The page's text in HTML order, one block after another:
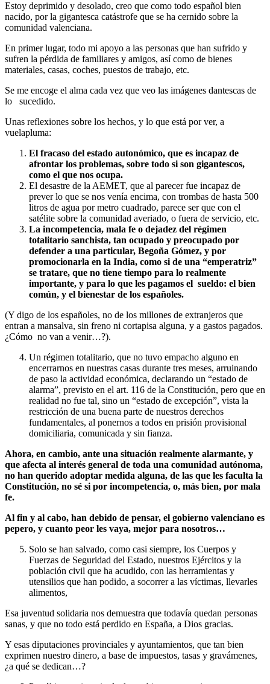
Estoy deprimido y desolado, creo que como todo español bien
nacido, por la gigantesca catástrofe que se ha cernido sobre la
comunidad valenciana.
En primer lugar, todo mi apoyo a las personas que han sufrido y
sufren la pérdida de familiares y amigos, así como de bienes
materiales, casas, coches, puestos de trabajo, etc.
Se me encoge el alma cada vez que veo las imágenes dantescas de
lo sucedido.
Unas reflexiones sobre los hechos, y lo que está por ver, a
vuelapluma:
El fracaso del estado autonómico, que es incapaz de
afrontar los problemas, sobre todo si son gigantescos,
como el que nos ocupa.
El desastre de la AEMET, que al parecer fue incapaz de
prever lo que se nos venía encima, con trombas de hasta 500
litros de agua por metro cuadrado, parece ser que con el
satélite sobre la comunidad averiado, o fuera de servicio, etc.
La incompetencia, mala fe o dejadez del régimen
totalitario sanchista, tan ocupado y preocupado por
defender a una particular, Begoña Gómez, y por
promocionarla en la India, como si de una “emperatriz”
se tratare, que no tiene tiempo para lo realmente
importante, y para lo que les pagamos el sueldo: el bien
común, y el bienestar de los españoles.
(Y digo de los españoles, no de los millones de extranjeros que
entran a mansalva, sin freno ni cortapisa alguna, y a gastos pagados.
¿Cómo no van a venir…?).
Un régimen totalitario, que no tuvo empacho alguno en
encerrarnos en nuestras casas durante tres meses, arruinando
de paso la actividad económica, declarando un “estado de
alarma”, previsto en el art. 116 de la Constitución, pero que en
realidad no fue tal, sino un “estado de excepción”, vista la
restricción de una buena parte de nuestros derechos
fundamentales, al ponernos a todos en prisión provisional
domiciliaria, comunicada y sin fianza.
Ahora, en cambio, ante una situación realmente alarmante, y
que afecta al interés general de toda una comunidad autónoma,
no han querido adoptar medida alguna, de las que les faculta la
Constitución, no sé si por incompetencia, o, más bien, por mala
fe.
Al fin y al cabo, han debido de pensar, el gobierno valenciano es
pepero, y cuanto peor les vaya, mejor para nosotros…
Solo se han salvado, como casi siempre, los Cuerpos y
Fuerzas de Seguridad del Estado, nuestros Ejércitos y la
población civil que ha acudido, con las herramientas y
utensilios que han podido, a socorrer a las víctimas, llevarles
alimentos,
Esa juventud solidaria nos demuestra que todavía quedan personas
sanas, y que no todo está perdido en España, a Dios gracias.
Y esas diputaciones provinciales y ayuntamientos, que tan bien
exprimen nuestro dinero, a base de impuestos, tasas y gravámenes,
¿a qué se dedican…?